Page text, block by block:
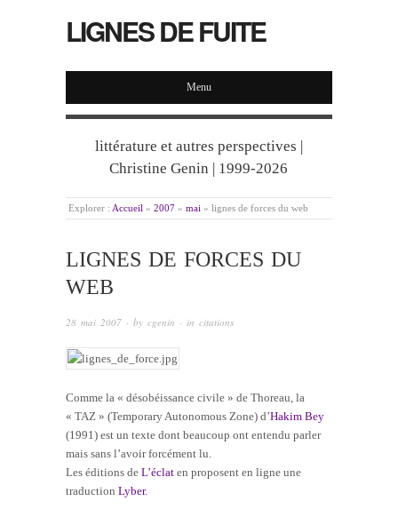
LIGNES DE FUITE
Menu
littérature et autres perspectives |
Christine Genin | 1999-2026
Explorer : Accueil » 2007 » mai » lignes de forces du web
LIGNES DE FORCES DU
WEB
28 mai 2007 · by cgenin · in citations
Comme la « désobéissance civile » de Thoreau, la
« TAZ » (Temporary Autonomous Zone) d’Hakim Bey
(1991) est un texte dont beaucoup ont entendu parler
mais sans l’avoir forcément lu.
Les éditions de L’éclat en proposent en ligne une
traduction Lyber.